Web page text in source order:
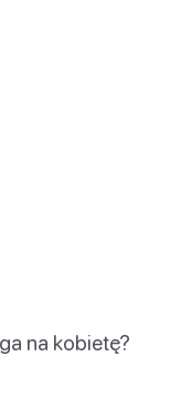
na kobietę?